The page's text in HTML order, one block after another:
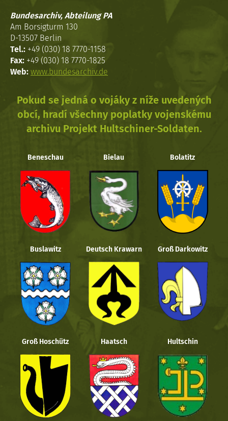
Bundesarchiv, Abteilung PA
Am Borsigturm 130
D-13507 Berlin
Tel.: +49 (030) 18 7770-1158
Fax: +49 (030) 18 7770-1825
Web: www.bundesarchiv.de
Pokud se jedná o vojáky z níže uvedených
obcí, hradí všechny poplatky vojenskému
archivu Projekt Hultschiner-Soldaten.
Beneschau Bielau Bolatitz
Buslawitz Deutsch Krawarn Groß Darkowitz
Groß Hoschütz Haatsch Hultschin